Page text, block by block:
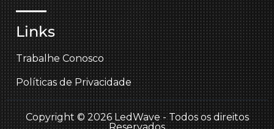
Links
Trabalhe Conosco
Políticas de Privacidade
Copyright © 2026 LedWave - Todos os direitos
Reservados